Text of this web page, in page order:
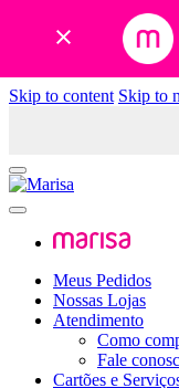
Skip to content Skip to
Meus Pedidos
Nossas Lojas
Atendimento
Como
Fale
Cartões e